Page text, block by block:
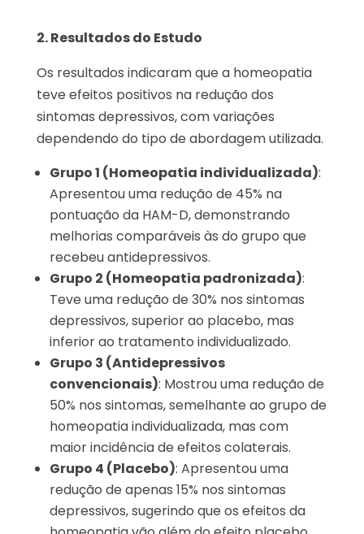
2. Resultados do Estudo
Os resultados indicaram que a homeopatia
teve efeitos positivos na redução dos
sintomas depressivos, com variações
dependendo do tipo de abordagem utilizada.
Grupo 1 (Homeopatia individualizada):
Apresentou uma redução de 45% na
pontuação da HAM-D, demonstrando
melhorias comparáveis às do grupo que
recebeu antidepressivos.
Grupo 2 (Homeopatia padronizada):
Teve uma redução de 30% nos sintomas
depressivos, superior ao placebo, mas
inferior ao tratamento individualizado.
Grupo 3 (Antidepressivos
convencionais): Mostrou uma redução de
50% nos sintomas, semelhante ao grupo de
homeopatia individualizada, mas com
maior incidência de efeitos colaterais.
Grupo 4 (Placebo): Apresentou uma
redução de apenas 15% nos sintomas
depressivos, sugerindo que os efeitos da